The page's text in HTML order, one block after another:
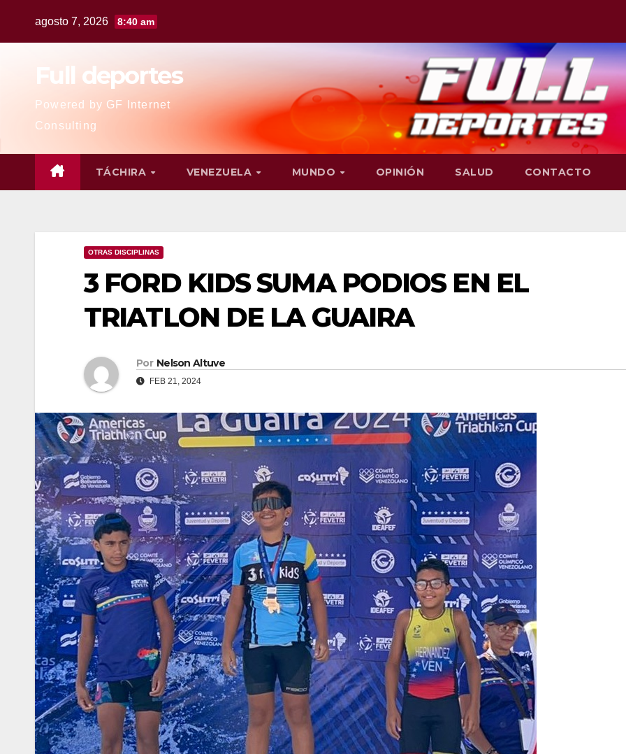
agosto 7, 2026 8:40 am
Full deportes
Powered by GF Internet
Consulting
TÁCHIRA VENEZUELA MUNDO OPINIÓN SALUD CONTACTO
OTRAS DISCIPLINAS
3 FORD KIDS SUMA PODIOS EN EL
TRIATLON DE LA GUAIRA
Por Nelson Altuve
FEB 21, 2024